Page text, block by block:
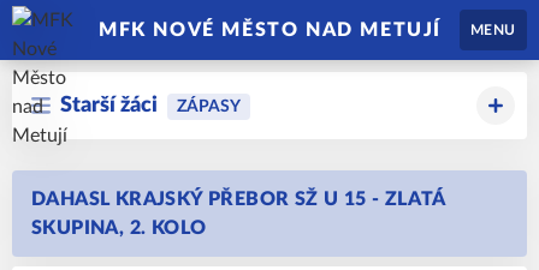
MFK NOVÉ MĚSTO NAD METUJÍ MENU
Starší žáci ZÁPASY
DAHASL KRAJSKÝ PŘEBOR SŽ U 15 - ZLATÁ
SKUPINA, 2. KOLO